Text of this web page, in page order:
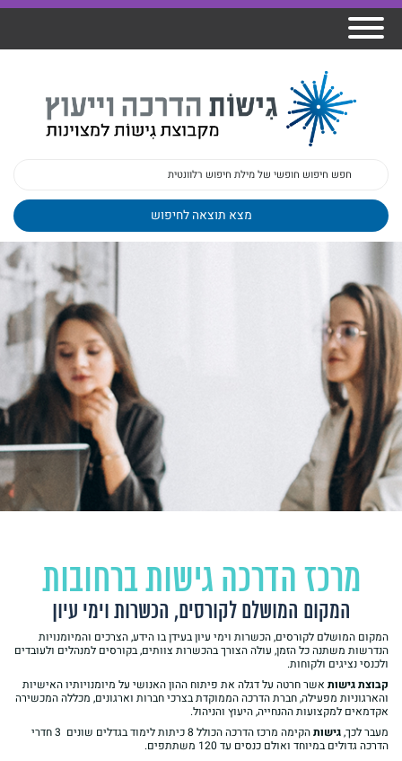
אודות גישות
פיתוח מנהלים
הדרכות
פעילות
ומרצים
ד"ר צבי ברק
מכללת גישות
גישות כנסים
מקצועיים
למנהלי בתי
ספר
מרכז הדרכה גישות ברחובות
המקום המושלם לקורסים, הכשרות וימי עיון
המקום המושלם לקורסים, הכשרות וימי עיון בעידן בו הידע, הצרכים והמיומנויות
הנדרשות משתנה כל הזמן, עולה הצורך בהכשרות צוותים, בקורסים למנהלים ולעובדים
ולכנסי נציגים ולקוחות.
קבוצת גישות אשר חרטה על דגלה את פיתוח ההון האנושי על מיומנויותיו האישיות
והארגוניות מפעילה, חברת הדרכה הממוקדת בצרכי חברות וארגונים, מכללה המכשירה
אקדמאים למקצועות ההנחייה, היעוץ והניהול.
מעבר לכך,גישות
הקימה מרכז הדרכה הכולל 8 כיתות לימוד בגדלים שונים 3 חדרי
הדרכה גדולים במיוחד ואולם כנסים עד 120 משתתפים.